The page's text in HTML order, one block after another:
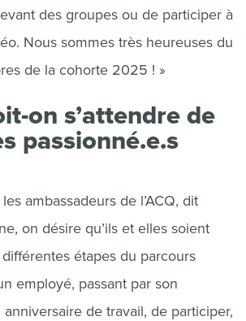
des groupes ou de participer à
Nous sommes très heureuses du
de la cohorte 2025 ! »
on s’attendre de
passionné.e.s
ambassadeurs de l’ACQ, dit
on désire qu’ils et elles soient
étapes du parcours
employé, passant par son
de travail, de participer,